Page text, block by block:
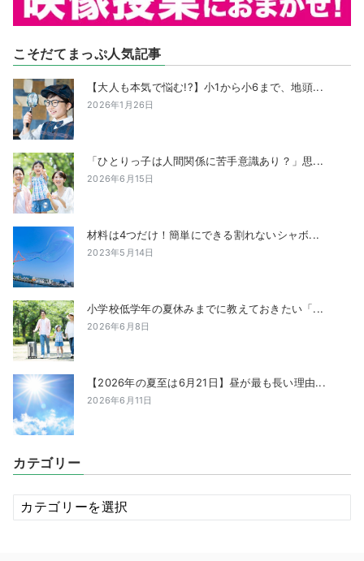
こそだてまっぷ人気記事
【大人も本気で悩む!?】小1から小6まで、地頭...
2026年1月26日
「ひとりっ子は人間関係に苦手意識あり？」思...
2026年6月15日
材料は4つだけ！簡単にできる割れないシャボ...
2023年5月14日
小学校低学年の夏休みまでに教えておきたい「...
2026年6月8日
【2026年の夏至は6月21日】昼が最も長い理由...
2026年6月11日
カテゴリー
カ
テ